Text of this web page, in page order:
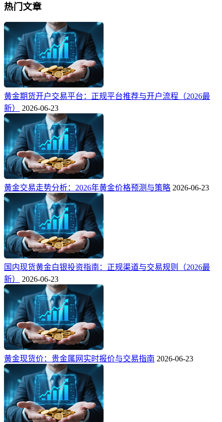
热门文章
黄金期货开户交易平台：正规平台推荐与开户流程（2026最
新）
2026-06-23
黄金交易走势分析：2026年黄金价格预测与策略 2026-06-23
国内现货黄金白银投资指南：正规渠道与交易规则（2026最
新）
2026-06-23
黄金现货价：贵金属网实时报价与交易指南 2026-06-23